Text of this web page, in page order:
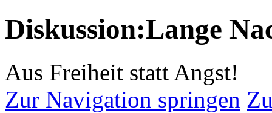
Diskussion:Lange
Aus Freiheit statt Angst!
Zur Navigation springen